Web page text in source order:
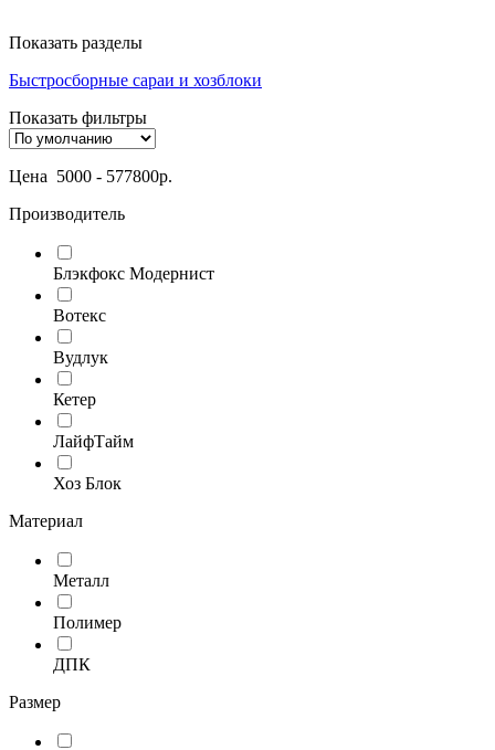
Показать разделы
Быстросборные сараи и хозблоки
Показать фильтры
Цена 5000 - 577800р.
Производитель
Блэкфокс Модернист
Вотекс
Вудлук
Кетер
ЛайфТайм
Хоз Блок
Материал
Металл
Полимер
ДПК
Размер